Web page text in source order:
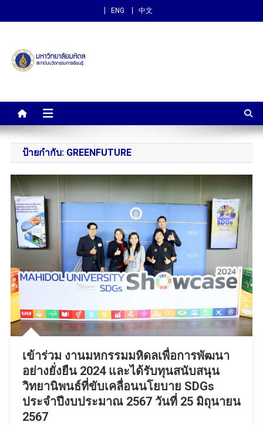
ENG 中文
สถาบันนวัตกรรมการเรียนรู้
ป้ายกำกับ: GREENFUTURE
เข้าร่วม งานมหกรรมมหิดลเพื่อการพัฒนา
อย่างยั่งยืน 2024 และได้รับทุนสนับสนุน
วิทยานิพนธ์ที่ขับเคลื่อนนโยบาย SDGs
ประจำปีงบประมาณ 2567 วันที่ 25 มิถุนายน
2567